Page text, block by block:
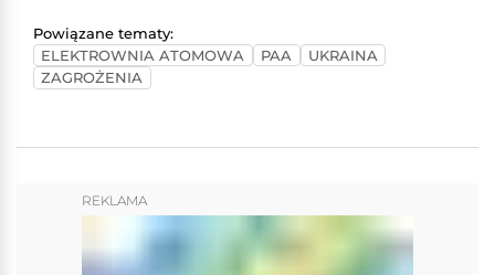
Powiązane tematy:
ELEKTROWNIA ATOMOWA
PAA
UKRAINA
ZAGROŻENIA
REKLAMA